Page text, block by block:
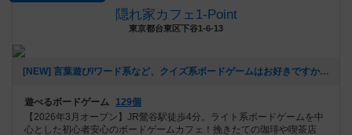
隠れ家カフェ1-Point
東京都台東区下谷1-6-13
[NEW] 言葉遊び/ワード系など、クイズ系ボードゲームはお好きですか？（2026年05月28日 19時58分）
遊べるボードゲーム
129個
【2026年3月オープン】JR鶯谷駅徒歩4分。ライト系ボードゲームを中
心とした初心者安心のボードゲームカフェ！挽きたての珈琲や喫茶店